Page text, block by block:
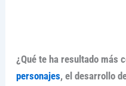
¿Qué te ha resultado más
personajes, el desarrollo